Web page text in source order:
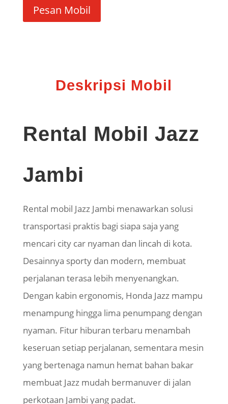
Pesan Mobil
Deskripsi Mobil
Rental Mobil Jazz
Jambi
Rental mobil Jazz Jambi menawarkan solusi
transportasi praktis bagi siapa saja yang
mencari city car nyaman dan lincah di kota.
Desainnya sporty dan modern, membuat
perjalanan terasa lebih menyenangkan.
Dengan kabin ergonomis, Honda Jazz mampu
menampung hingga lima penumpang dengan
nyaman. Fitur hiburan terbaru menambah
keseruan setiap perjalanan, sementara mesin
yang bertenaga namun hemat bahan bakar
membuat Jazz mudah bermanuver di jalan
perkotaan Jambi yang padat.